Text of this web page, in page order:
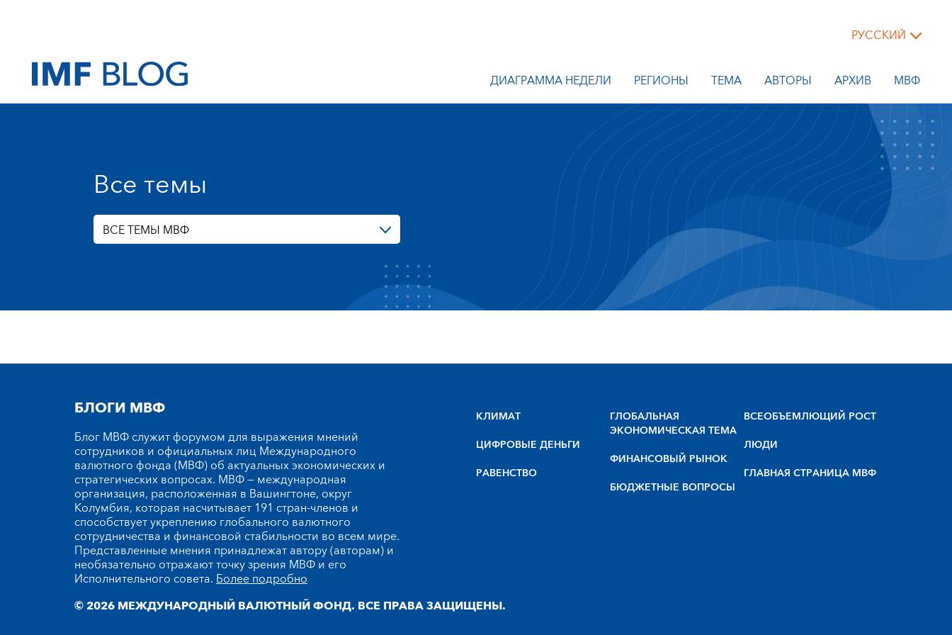
РУССКИЙ
ДИАГРАММА НЕДЕЛИ РЕГИОНЫ ТЕМА АВТОРЫ АРХИВ МВФ
Все темы
ВСЕ ТЕМЫ МВФ
БЛОГИ МВФ
Блог МВФ служит форумом для выражения мнений
сотрудников и официальных лиц Международного
валютного фонда (МВФ) об актуальных экономических и
стратегических вопросах. МВФ — международная
организация, расположенная в Вашингтоне, округ
Колумбия, которая насчитывает 191 стран-членов и
способствует укреплению глобального валютного
сотрудничества и финансовой стабильности во всем мире.
Представленные мнения принадлежат автору (авторам) и
необязательно отражают точку зрения МВФ и его
Исполнительного совета.Более подробно
КЛИМАТ
ЦИФРОВЫЕ ДЕНЬГИ
РАВЕНСТВО
ГЛОБАЛЬНАЯ
ЭКОНОМИЧЕСКАЯ ТЕМА
ФИНАНСОВЫЙ РЫНОК
БЮДЖЕТНЫЕ ВОПРОСЫ
BCEOБЪEMЛЮЩИЙ POCT
ЛЮДИ
ГЛАВНАЯ СТРАНИЦА МВФ
© 2026 МЕЖДУНАРОДНЫЙ ВАЛЮТНЫЙ ФОНД. ВСЕ ПРАВА ЗАЩИЩЕНЫ.